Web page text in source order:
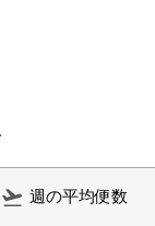
週の平均便数